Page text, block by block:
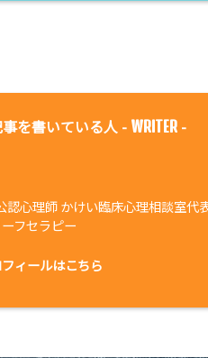
を書いている人 - WRITER -
認心理師 かけい臨床心理相談室代
フセラピー
ィールはこちら